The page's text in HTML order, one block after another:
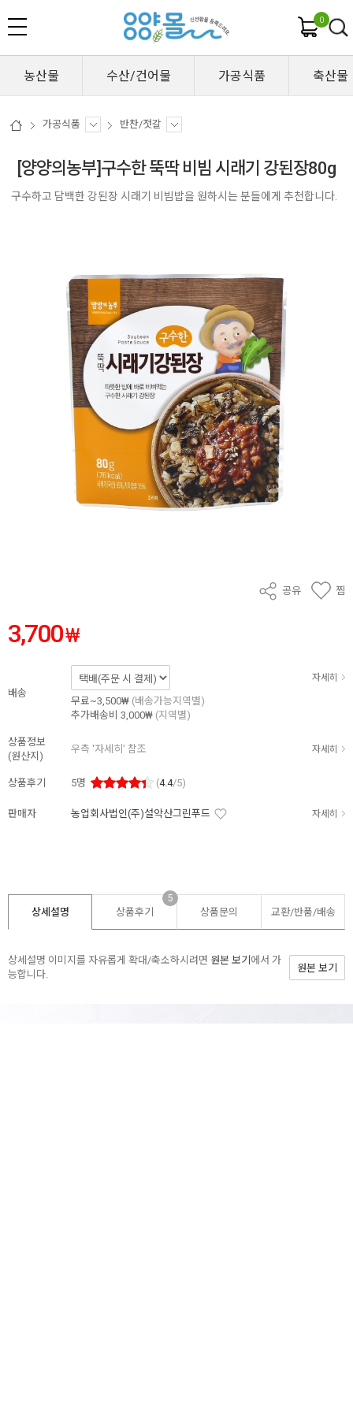
0
농산물 수산/건어물 가공식품 축산물
가공식품 반찬/젓갈
[양양의농부]구수한 뚝딱 비빔 시래기 강된장80g
구수하고 담백한 강된장 시래기 비빔밥을 원하시는 분들에게 추천합니다.
공유 찜
3,700₩
배송
자세히
무료~3,500₩ (배송가능지역별)
추가배송비 3,000₩ (지역별)
상품정보
(원산지)
우측 '자세히' 참조 자세히
상품후기 5명 (4.4/5)
판매자 농업회사법인(주)설악산그린푸드 자세히
상세설명 상품후기
5
상품문의 교환/반품/배송
상세설명 이미지를 자유롭게 확대/축소하시려면 원본 보기 에서 가
능합니다.
원본 보기